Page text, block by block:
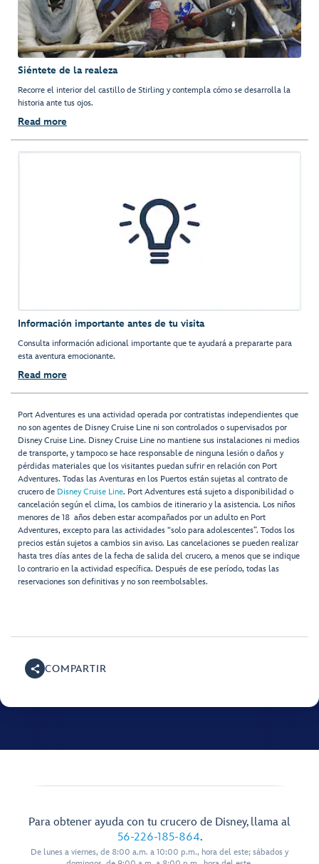
Siéntete de la realeza
Recorre el interior del castillo de Stirling y contempla cómo se desarrolla la
historia ante tus ojos.
Read more
Información importante antes de tu visita
Consulta información adicional importante que te ayudará a prepararte para
esta aventura emocionante.
Read more
Port Adventures es una actividad operada por contratistas independientes que
no son agentes de Disney Cruise Line ni son controlados o supervisados por
Disney Cruise Line. Disney Cruise Line no mantiene sus instalaciones ni medios
de transporte, y tampoco se hace responsable de ninguna lesión o daños y
pérdidas materiales que los visitantes puedan sufrir en relación con Port
Adventures. Todas las Aventuras en los Puertos están sujetas al contrato de
crucero de Disney Cruise Line. Port Adventures está sujeto a disponibilidad o
cancelación según el clima, los cambios de itinerario y la asistencia. Los niños
menores de 18 años deben estar acompañados por un adulto en Port
Adventures, excepto para las actividades “solo para adolescentes”. Todos los
precios están sujetos a cambios sin aviso. Las cancelaciones se pueden realizar
hasta tres días antes de la fecha de salida del crucero, a menos que se indique
lo contrario en la actividad específica. Después de ese período, todas las
reservaciones son definitivas y no son reembolsables.
COMPARTIR
Para obtener ayuda con tu crucero de Disney, llama al
56-226-185-864.
De lunes a viernes, de 8:00 a.m. a 10:00 p.m., hora del este; sábados y